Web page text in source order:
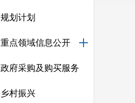
规划计划
重点领域信息公开
政府采购及购买服务
乡村振兴